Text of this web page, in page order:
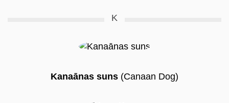
K
Kanaānas suns (Canaan Dog)